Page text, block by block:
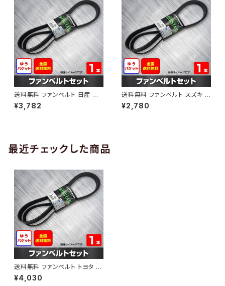
送料無料 ファンベルト 日産 キ
ューブ 型式Z12 H20.11～H24.
10 （国内トップメーカー） 1本 H
¥3,782
送料無料 ファンベルト スズキ ワ
ゴンR 型式MH34S H24.09～
H29.02 （国内トップメーカー）
¥2,780
最近チェックした商品
送料無料 ファンベルト トヨタ パ
ッソ 型式KGC15 H16.05～H1
8.12 （国内トップメーカー） 1本
¥4,030